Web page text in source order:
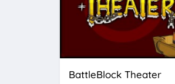
BattleBlock Theater